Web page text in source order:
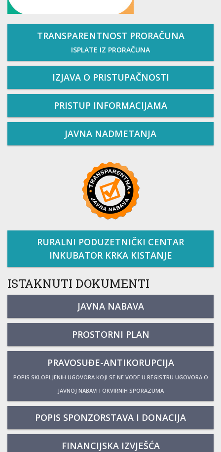
TRANSPARENTNOST PRORAČUNA
ISPLATE IZ PRORAČUNA
IZJAVA O PRISTUPAČNOSTI
PRISTUP INFORMACIJAMA
JAVNA NADMETANJA
RURALNI PODUZETNIČKI CENTAR
INKUBATOR KRKA KISTANJE
ISTAKNUTI DOKUMENTI
JAVNA NABAVA
PROSTORNI PLAN
PRAVOSUĐE-ANTIKORUPCIJA
POPIS SKLOPLJENIH UGOVORA KOJI SE NE VODE U REGISTRU UGOVORA O
JAVNOJ NABAVI I OKVIRNIH SPORAZUMA
POPIS SPONZORSTAVA I DONACIJA
FINANCIJSKA IZVJEŠĆA